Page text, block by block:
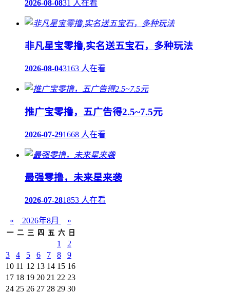
2026-08-0831 人在看
非凡星宝零撸,实名送五宝石，多种玩法
2026-08-043163 人在看
推广宝零撸，五广告得2.5~7.5元
2026-07-291668 人在看
最强零撸，未来星来袭
2026-07-281853 人在看
« 2026年8月 »
一 二 三 四 五 六 日
1
2
3
4 5 6 7 8
9
10 11 12 13 14 15 16
17 18 19 20 21 22 23
24 25 26 27 28 29 30